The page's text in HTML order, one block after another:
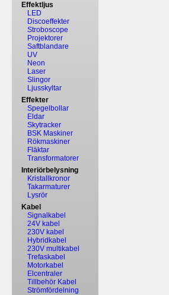
Effektljus
LED
Discoeffekter
Stroboscope
Projektorer
Saftblandare
UV
Neon
Laser
Slingor
Ljusskyltar
Effekter
Spegelbollar
Eldar
Skytracker
BSK Maskiner
Rökmaskiner
Fläktar
Transformatorer
Interiörbelysning
Kristallkronor
Takarmaturer
Lysrör
Kabel
Signalkabel
24V kabel
230V kabel
Hybridkabel
230V multikabel
Trefaskabel
Motorkabel
Elcentraler
Tillbehör Kabel
Strömfördelning